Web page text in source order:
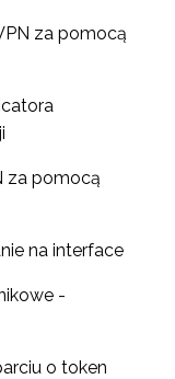
za pomocą
za pomocą
na interface
-
o token